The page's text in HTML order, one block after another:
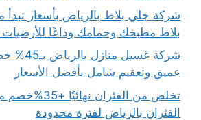
بلاط مطبخك وحمامك وداعًا للأرضيات
شركة غسيل
عميق وتعقيم شامل بأفضل الأسعار
تخلص من الفئران
الفئران بالرياض لفترة محدودة